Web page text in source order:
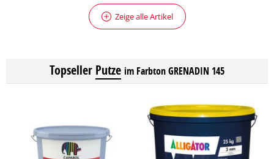
Zeige alle Artikel
Topseller Putze im Farbton GRENADIN 145